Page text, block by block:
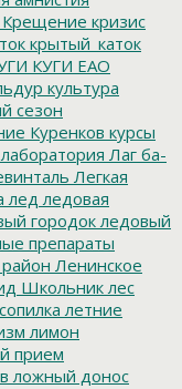
Крещение кризис
крытый_каток
КУГИ ЕАО
культура
сезон
Куренков курсы
лаборатория Лаг ба-
Легкая
лед ледовая
городок ледовый
препараты
Ленинское
Школьник лес
летние
лимон
прием
ложный донос